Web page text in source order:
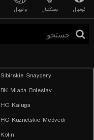
فوتبال بسکتبال والیبال
Sibirskie Snaypery
BK Mlada Boleslav
HC Kaluga
HC Kuznetskie Medvedi
Kolin